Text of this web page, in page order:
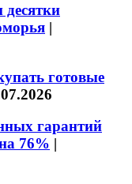
|
готовые
гарантий
76% |